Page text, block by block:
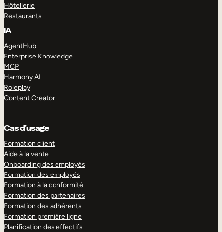
Hôtellerie
Restaurants
IA
AgentHub
Enterprise Knowledge
MCP
Harmony AI
Roleplay
Content Creator
Cas d’usage
Formation client
Aide à la vente
Onboarding des employés
Formation des employés
Formation à la conformité
Formation des partenaires
Formation des adhérents
Formation première ligne
Planification des effectifs